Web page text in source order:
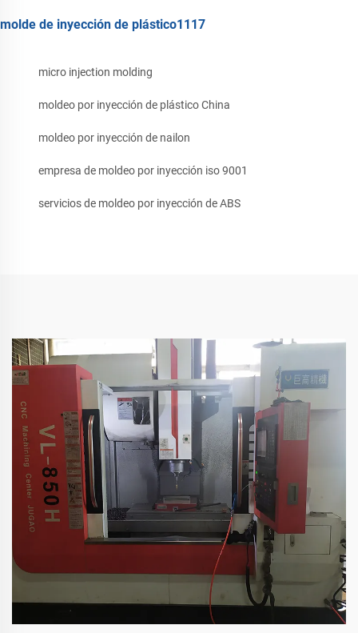
molde de inyección de plástico1117
micro injection molding
moldeo por inyección de plástico China
moldeo por inyección de nailon
empresa de moldeo por inyección iso 9001
servicios de moldeo por inyección de ABS